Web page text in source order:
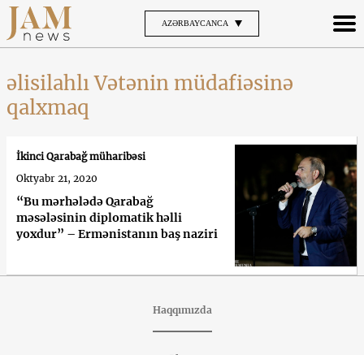
AZƏRBAYCANCA
əlisilahlı Vətənin müdafiəsinə
qalxmaq
“Bu mərhələdə Qarabağ
məsələsinin diplomatik həlli
yoxdur” – Ermənistanın baş naziri
İkinci Qarabağ müharibəsi
Oktyabr 21, 2020
Haqqımızda